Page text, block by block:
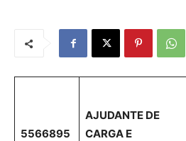
5566895
AJUDANTE DE
CARGA E